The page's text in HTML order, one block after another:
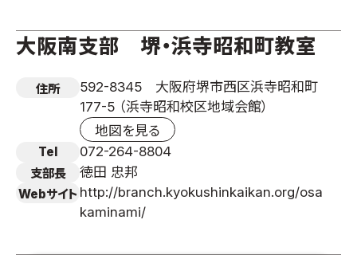
大阪南支部 堺・浜寺昭和町教室
住所
592-8345 大阪府堺市西区浜寺昭和町
177-5 （浜寺昭和校区地域会館）
地図を見る
Tel 072-264-8804
支部長 徳田 忠邦
Webサイト http://branch.kyokushinkaikan.org/osa
kaminami/